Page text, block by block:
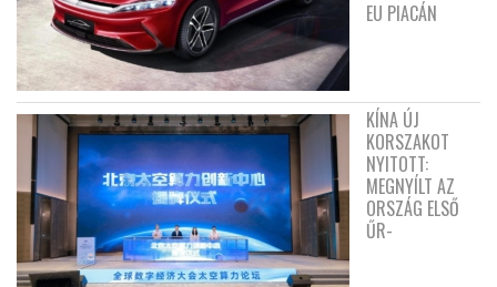
EU PIACÁN
KÍNA ÚJ
KORSZAKOT
NYITOTT:
MEGNYÍLT AZ
ORSZÁG ELSŐ
ŰR-